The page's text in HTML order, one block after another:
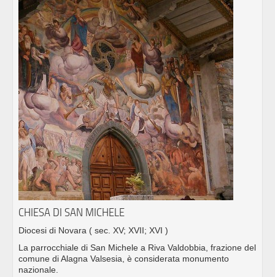
CHIESA DI SAN MICHELE
Diocesi di Novara ( sec. XV; XVII; XVI )
La parrocchiale di San Michele a Riva Valdobbia, frazione del
comune di Alagna Valsesia, è considerata monumento
nazionale.